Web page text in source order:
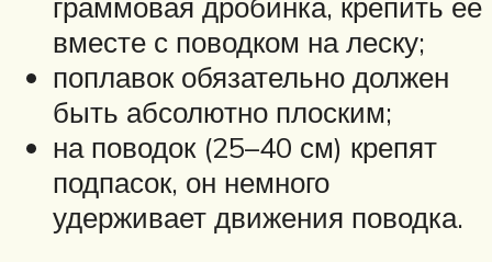
граммовая дробинка, крепить её
вместе с поводком на леску;
поплавок обязательно должен
быть абсолютно плоским;
на поводок (25–40 см) крепят
подпасок, он немного
удерживает движения поводка.